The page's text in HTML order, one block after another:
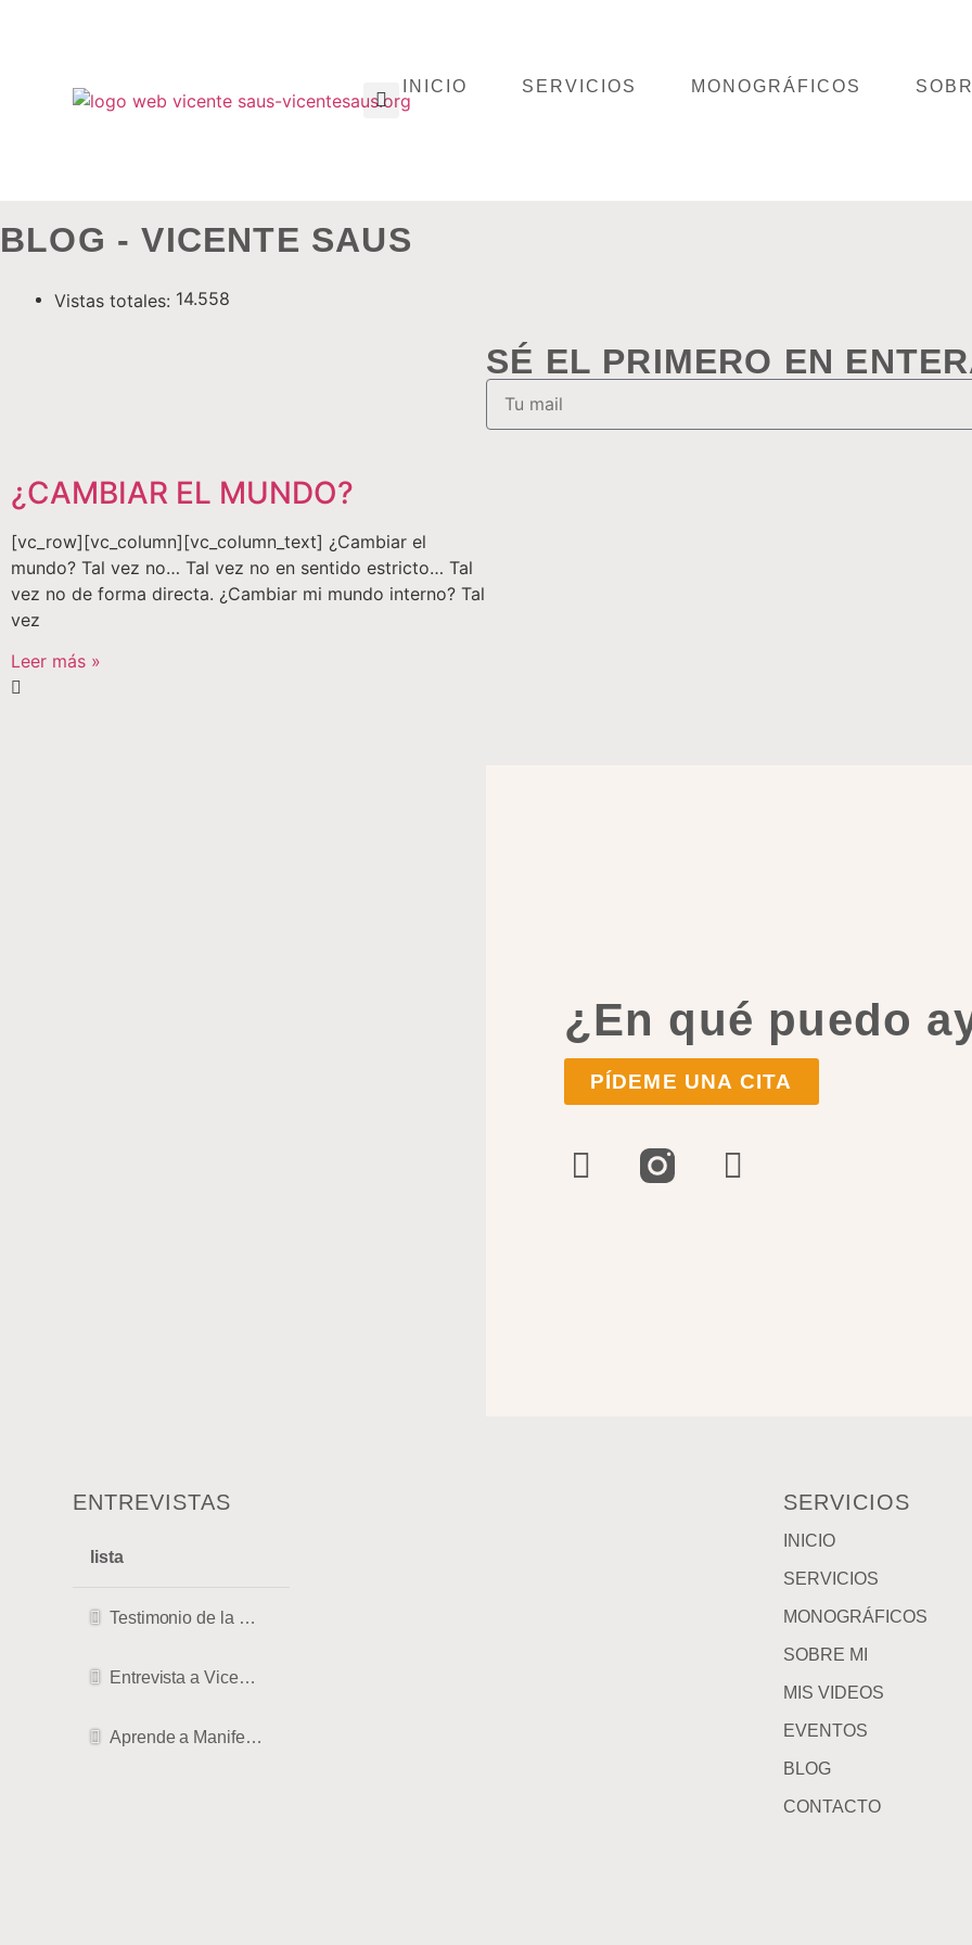
INICIO SERVICIOS MONOGRÁFICOS
BLOG - VICENTE SAUS
Vistas totales: 14.558
SÉ EL PRIMERO EN
¿CAMBIAR EL MUNDO?
[vc_row][vc_column][vc_column_text] ¿Cambiar el
mundo? Tal vez no… Tal vez no en sentido estricto… Tal
vez no de forma directa. ¿Cambiar mi mundo interno? Tal
vez
Leer más »
¿En qué puedo
PÍDEME UNA CITA
ENTREVISTAS
lista
Testimonio de la CRISIS más profunda a ser TERAPEUTA
Entrevista a Vicente Saus, terapeuta de Diksha, rebirthing y masajista en Valencia
Aprende a Manifestar-Entrevista Midalia tv.
SERVICIOS
INICIO
SERVICIOS
MONOGRÁFICOS
SOBRE MI
MIS VIDEOS
EVENTOS
BLOG
CONTACTO